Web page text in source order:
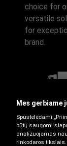
choice for
versatile
for
brand.
Mes gerbiame
Spustelėdami
būtų saugomi
analizuojamas
rinkodaros tikslais.